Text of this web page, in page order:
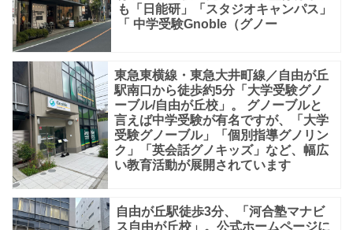
通
わ
れ
る
塾
で
す。
SAPIX
小
も「日能研」「スタジオキャンパス」
「 中学受験Gnoble（グノー
東急東横線・東急大井町線／自由が丘
駅南口から徒歩約5分「大学受験グノ
ーブル/自由が丘校」。 グノーブルと
言えば中学受験が有名ですが、「大学
受験グノーブル」「個別指導グノリン
ク」「英会話グノキッズ」など、幅広
い教育活動が展開されています
自由が丘駅徒歩3分、「河合塾マナビ
ス自由が丘校」。公式ホームページに